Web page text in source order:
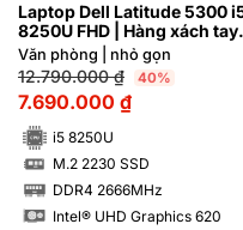
Laptop Dell Latitude 5300
8250U FHD | Hàng xách tay
JAPAN 99%
Văn phòng | nhỏ gọn
12.790.000₫ 40%
7.690.000 ₫
i5 8250U
SSD M.2 2230 SSD
DDR4 2666MHz
Intel® UHD Graphics 620